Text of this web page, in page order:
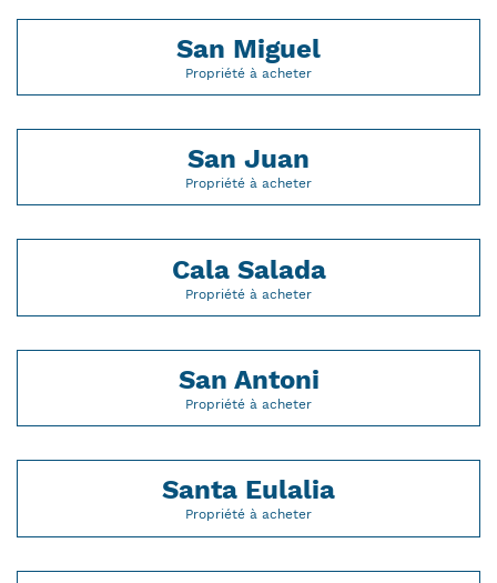
San Miguel
Propriété à acheter
San Juan
Propriété à acheter
Cala Salada
Propriété à acheter
San Antoni
Propriété à acheter
Santa Eulalia
Propriété à acheter